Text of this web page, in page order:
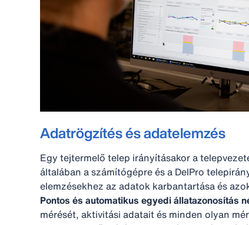
Adatrögzítés és adatelemzés
Egy tejtermelő telep irányításakor a
általában a számítógépre és a DelPro
elemzésekhez az adatok karbantartása és
Pontos és automatikus egyedi állatazonosítás
mérését, aktivitási adatait és minden olyan